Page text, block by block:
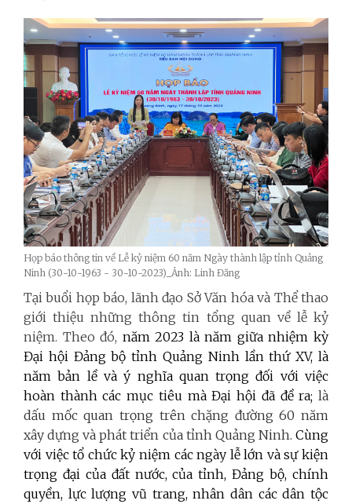
Họp báo thông tin về Lễ kỷ niệm 60 năm Ngày thành lập tỉnh Quảng
Ninh (30-10-1963 - 30-10-2023)_Ảnh: Linh Đăng
Tại buổi họp báo, lãnh đạo Sở Văn hóa và Thể thao
giới thiệu những thông tin tổng quan về lễ kỷ
niệm. Theo đó, năm 2023 là năm giữa nhiệm kỳ
Đại hội Đảng bộ tỉnh Quảng Ninh lần thứ XV, là
năm bản lề và ý nghĩa quan trọng đối với việc
hoàn thành các mục tiêu mà Đại hội đã đề ra; là
dấu mốc quan trọng trên chặng đường 60 năm
xây dựng và phát triển của tỉnh Quảng Ninh. Cùng
với việc tổ chức kỷ niệm các ngày lễ lớn và sự kiện
trọng đại của đất nước, của tỉnh, Đảng bộ, chính
quyền, lực lượng vũ trang, nhân dân các dân tộc